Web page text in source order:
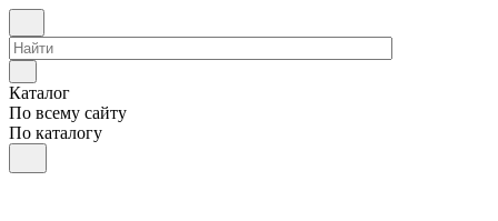
Каталог
По всему сайту
По каталогу